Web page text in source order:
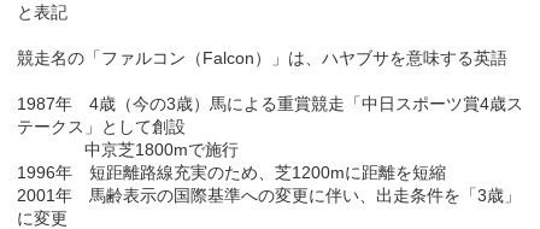
と表記
競走名の「ファルコン（Falcon）」は、ハヤブサを意味する英語
1987年 4歳（今の3歳）馬による重賞競走「中日スポーツ賞4歳ス
テークス」として創設
中京芝1800mで施行
1996年 短距離路線充実のため、芝1200mに距離を短縮
2001年 馬齢表示の国際基準への変更に伴い、出走条件を「3歳」
に変更